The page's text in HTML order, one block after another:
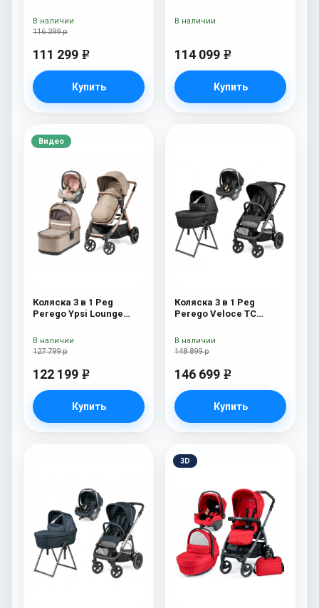
116 399 р
111 299 e
Купить
В наличии
114 099 e
Купить
В наличии
Видео
Коляска 3 в 1 Peg
Perego Ypsi Lounge
127 799 р
122 199 e
Купить
В наличии
Коляска 3 в 1 Peg
Perego Veloce TC
Black New
148 899 р
146 699 e
Купить
В наличии
3D